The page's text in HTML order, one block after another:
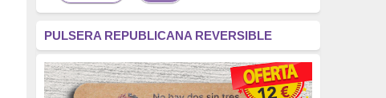
fascismo
(2677)
tardofranquismo
(2320)
PULSERA REPUBLICANA REVERSIBLE